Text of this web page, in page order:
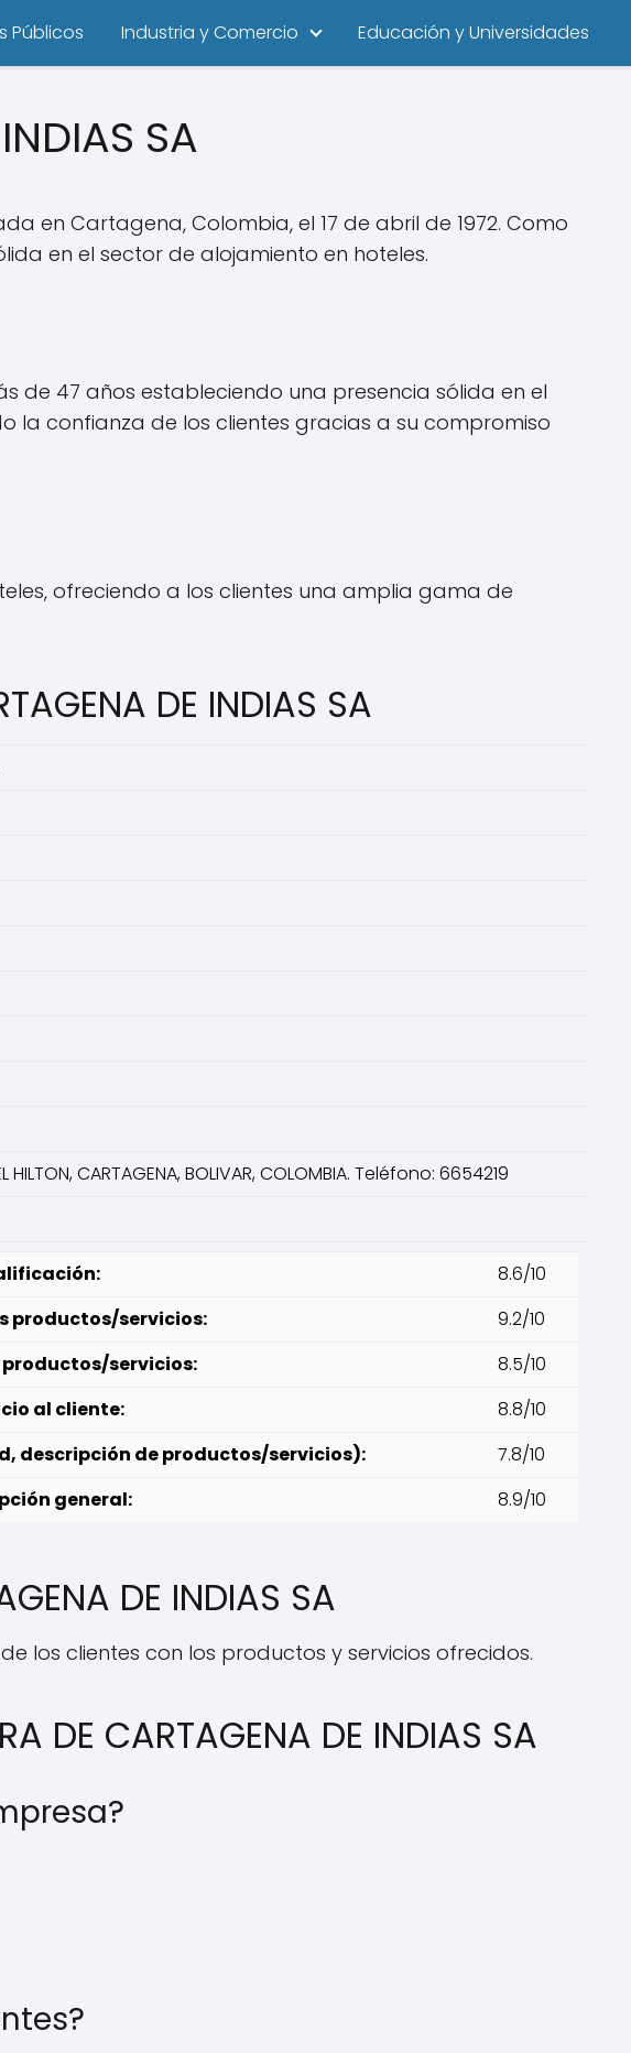
Públicos Industria y Comercio Educación y Universidades
SA
en Cartagena, Colombia, el 17 de abril de 1972. Como
en el sector de alojamiento en hoteles.
más de 47 años estableciendo una presencia sólida en el
confianza de los clientes gracias a su compromiso
ofreciendo a los clientes una amplia gama de
DE INDIAS SA
HILTON, CARTAGENA, BOLIVAR, COLOMBIA. Teléfono: 6654219
8.6/10
productos/servicios:
9.2/10
productos/servicios:
8.5/10
al cliente:
8.8/10
descripción de productos/servicios):
7.8/10
general:
8.9/10
DE INDIAS SA
los clientes con los productos y servicios ofrecidos.
DE CARTAGENA DE INDIAS SA